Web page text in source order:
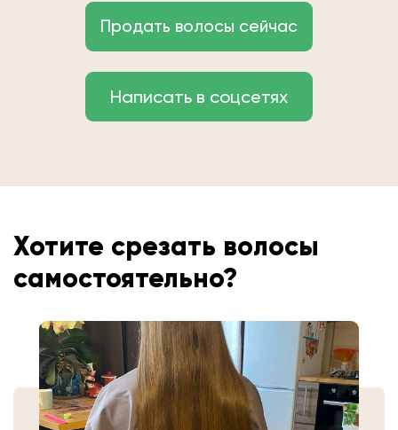
Продать волосы сейчас
Написать в соцсетях
Хотите срезать волосы
самостоятельно?